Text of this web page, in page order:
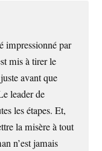
impressionné par
mis à tirer le
avant que
leader de
les étapes. Et,
la misère à tout
n’est jamais